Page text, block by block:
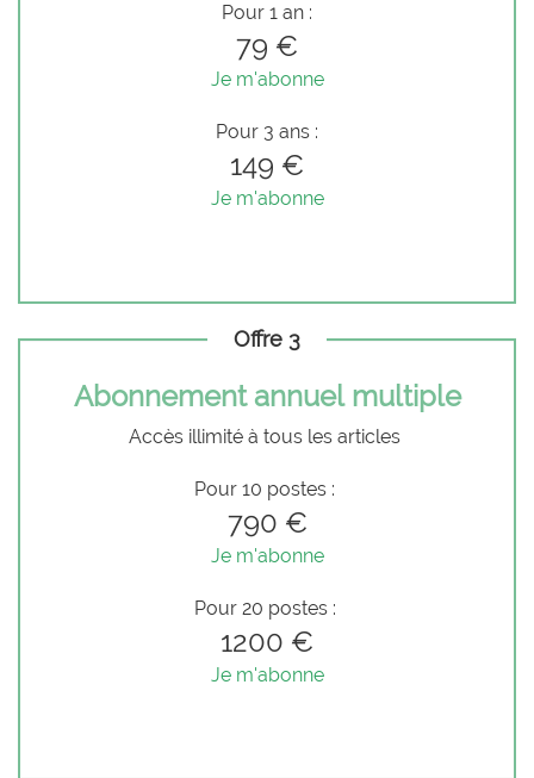
Pour 1 an :
79 €
Je m'abonne
Pour 3 ans :
149 €
Je m'abonne
Offre 3
Abonnement annuel multiple
Accès illimité à tous les articles
Pour 10 postes :
790 €
Je m'abonne
Pour 20 postes :
1200 €
Je m'abonne